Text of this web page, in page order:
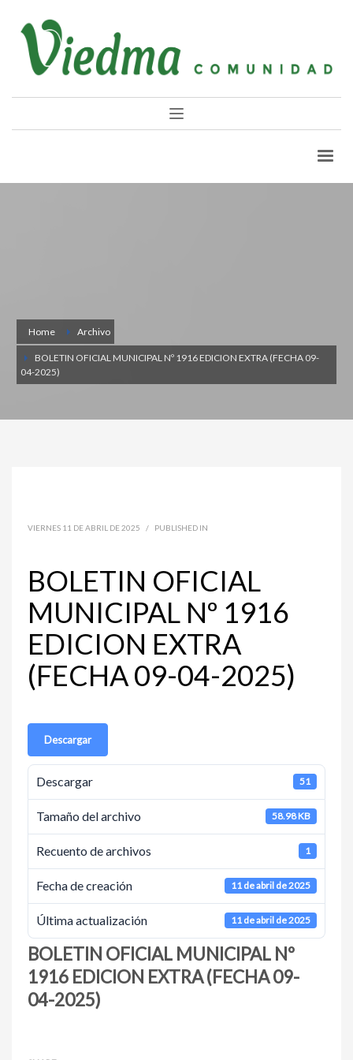
Home Archivo
BOLETIN OFICIAL MUNICIPAL Nº 1916 EDICION EXTRA (FECHA 09-
04-2025)
VIERNES 11 DE ABRIL DE 2025 / PUBLISHED IN
BOLETIN OFICIAL
MUNICIPAL Nº 1916
EDICION EXTRA
(FECHA 09-04-2025)
Descargar
Descargar 51
Tamaño del archivo 58.98 KB
Recuento de archivos 1
Fecha de creación 11 de abril de 2025
Última actualización 11 de abril de 2025
BOLETIN OFICIAL MUNICIPAL Nº
1916 EDICION EXTRA (FECHA 09-
04-2025)